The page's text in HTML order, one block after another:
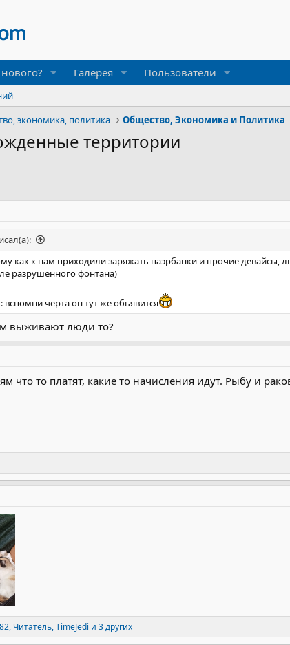
Галерея Пользователи
экономика, политика Общество, Экономика и Политика
территории
как к нам приходили заряжать паэрбанки и прочие
разрушенного фонтана)
вспомни черта он тут же обьявится
выживают люди то?
что то платят, какие то начисления идут. Рыбу и
, Читатель,TimeJedi и 3 других